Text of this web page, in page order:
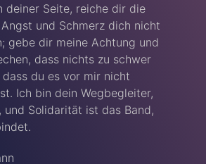
deiner Seite, reiche dir die
und Schmerz dich nicht
gebe dir meine Achtung und
dass nichts zu schwer
du es vor mir nicht
Ich bin dein Wegbegleiter,
und Solidarität ist das Band,